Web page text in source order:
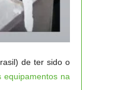
de ter sido o
equipamentos na